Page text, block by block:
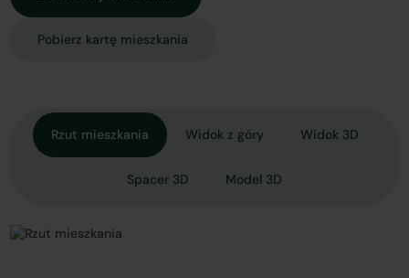
Rzut mieszkania Widok z góry Widok 3D
Spacer 3D Model 3D
Pobierz kartę mieszkania